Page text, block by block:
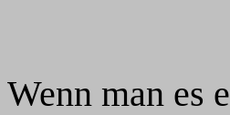
Wenn man es